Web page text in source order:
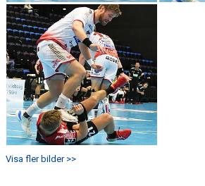
Visa fler bilder >>